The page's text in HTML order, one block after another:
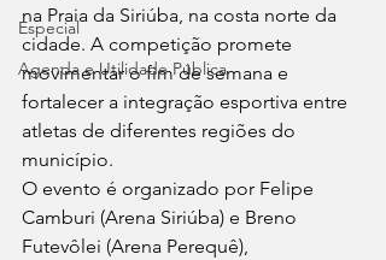
Especial
Agenda e Utilidade Pública
na Praia da Siriúba, na costa norte da
cidade. A competição promete
movimentar o fim de semana e
fortalecer a integração esportiva entre
atletas de diferentes regiões do
município.
O evento é organizado por Felipe
Camburi (Arena Siriúba) e Breno
Futevôlei (Arena Perequê),